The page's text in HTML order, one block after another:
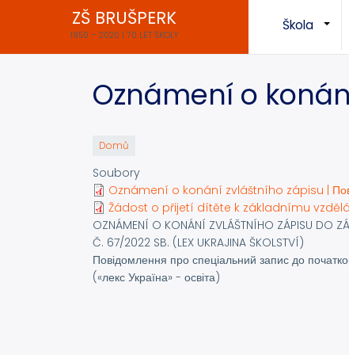
ZŠ BRUŠPERK
1950 – 2020 | 70 LET ŠKOLY +
Škola
Oznámení o
Domů
Soubory
Oznámení o konání zvláštního zápisu |
Žádost o přijetí dítěte k základnímu
OZNÁMENÍ O KONÁNÍ ZVLÁŠTNÍHO ZÁPISU DO
Č. 67/2022 SB. (LEX UKRAJINA ŠKOLSTVÍ)
Повідомлення про спеціальний запис до
(«лекс Україна» - освіта)